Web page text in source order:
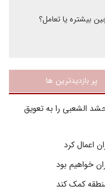
بیشتره یا تعامل؟
پر بازدیدترین ها
الشعبی را به تعویق
اعمال کرد
خواهیم بود
کمک کند